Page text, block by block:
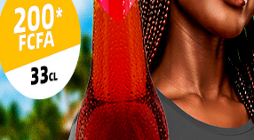
SOCIÉTÉ
Lutte contre la
HAPLUCIA appelle à